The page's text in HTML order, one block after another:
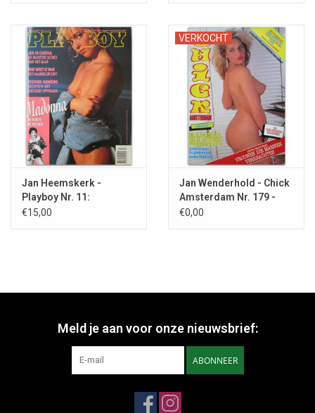
Jan Heemskerk -
Playboy Nr. 11:
November - 1990
€15,00
VERKOCHT
Jan Wenderhold - Chick
Amsterdam Nr. 179 -
1985
€0,00
Meld je aan voor onze nieuwsbrief:
ABONNEER